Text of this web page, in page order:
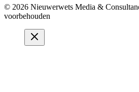
© 2026 Nieuwerwets Media &
voorbehouden